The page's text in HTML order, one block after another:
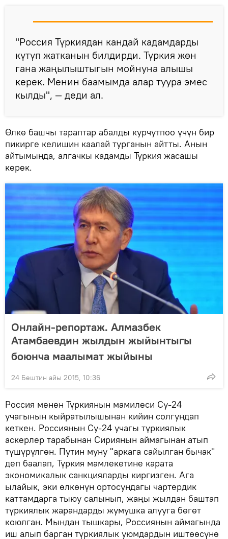
"Россия Түркиядан кандай кадамдарды
күтүп жатканын билдирди. Түркия жөн
гана жаңылыштыгын мойнуна алышы
керек. Менин баамымда алар туура эмес
кылды", — деди ал.
Өлкө башчы тараптар абалды курчутпоо үчүн бир
пикирге келишин каалай турганын айтты. Анын
айтымында, алгачкы кадамды Түркия жасашы
керек.
Онлайн-репортаж. Алмазбек
Атамбаевдин жылдын жыйынтыгы
боюнча маалымат жыйыны
24 Бештин айы 2015, 10:36
Россия менен Түркиянын мамилеси Су-24
учагынын кыйратылышынан кийин солгундап
кеткен. Россиянын Су-24 учагы түркиялык
аскерлер тарабынан Сириянын аймагынан атып
түшүрүлгөн. Путин муну "аркага сайылган бычак"
деп баалап, Түркия мамлекетине карата
экономикалык санкцияларды киргизген. Ага
ылайык, эки өлкөнүн ортосундагы чартердик
каттамдарга тыюу салынып, жаңы жылдан баштап
түркиялык жарандарды жумушка алууга бөгөт
коюлган. Мындан тышкары, Россиянын аймагында
иш алып барган түркиялык уюмдардын иштөөсүнө